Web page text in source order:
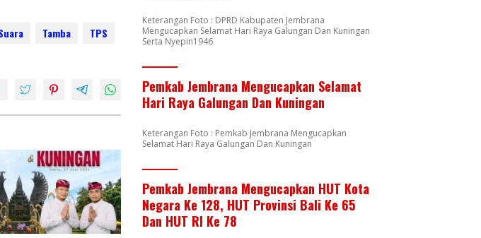
Tamba TPS
Keterangan Foto : DPRD Kabupaten Jembrana
Mengucapkan Selamat Hari Raya Galungan Dan Kuningan
Serta Nyepin1946
Pemkab Jembrana Mengucapkan Selamat
Hari Raya Galungan Dan Kuningan
Keterangan Foto : Pemkab Jembrana Mengucapkan
Selamat Hari Raya Galungan Dan Kuningan
Pemkab Jembrana Mengucapkan HUT Kota
Negara Ke 128, HUT Provinsi Bali Ke 65
Dan HUT RI Ke 78